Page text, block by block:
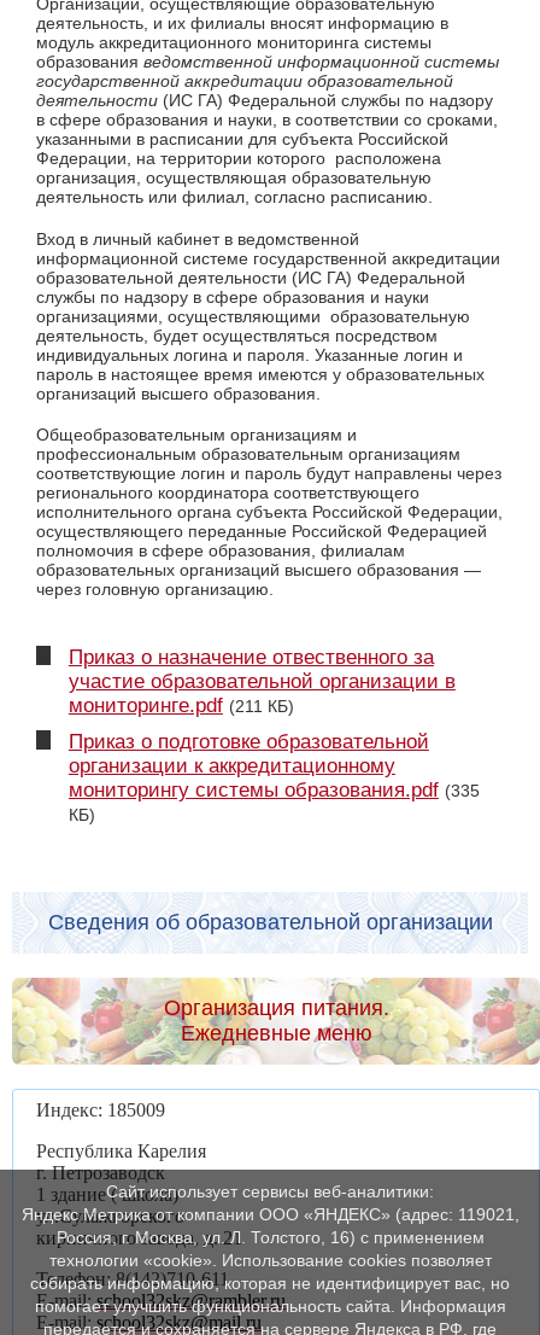
деятельность, и их филиалы вносят информацию в
модуль аккредитационного мониторинга системы
образования ведомственной информационной системы
государственной аккредитации образовательной
деятельности (ИС ГА) Федеральной службы по надзору
в сфере образования и науки, в соответствии со сроками,
указанными в расписании для субъекта Российской
Федерации, на территории которого расположена
организация, осуществляющая образовательную
деятельность или филиал, согласно расписанию.
Вход в личный кабинет в ведомственной
информационной системе государственной аккредитации
образовательной деятельности (ИС ГА) Федеральной
службы по надзору в сфере образования и науки
организациями, осуществляющими образовательную
деятельность, будет осуществляться посредством
индивидуальных логина и пароля. Указанные логин и
пароль в настоящее время имеются у образовательных
организаций высшего образования.
Общеобразовательным организациям и
профессиональным образовательным организациям
соответствующие логин и пароль будут направлены через
регионального координатора соответствующего
исполнительного органа субъекта Российской Федерации,
осуществляющего переданные Российской Федерацией
полномочия в сфере образования, филиалам
образовательных организаций высшего образования —
через головную организацию.
Приказ о назначение отвественного за
участие образовательной организации в
мониторинге.pdf (211 КБ)
Приказ о подготовке образовательной
организации к аккредитационному
мониторингу системы образования.pdf (335
КБ)
Сведения об образовательной организации
Организация питания.
Ежедневные меню
Индекс: 185009
Республика Карелия
г. Петрозаводск
1 здание ( школа)
ул.Сулажгорского
кирпичного завода, д. 21
Телефон: 8(142)710-611
E-mail:school32skz@rambler.ru
E-mail:school32skz@mail.ru
Сайт использует сервисы веб-аналитики:
Яндекс Метрика от компании ООО «ЯНДЕКС» (адрес: 119021,
Россия, г. Москва, ул. Л. Толстого, 16) с применением
технологии «cookie». Использование cookies позволяет
собирать информацию, которая не идентифицирует вас, но
помогает улучшить функциональность сайта. Информация
передается и сохраняется на сервере Яндекса в РФ, где